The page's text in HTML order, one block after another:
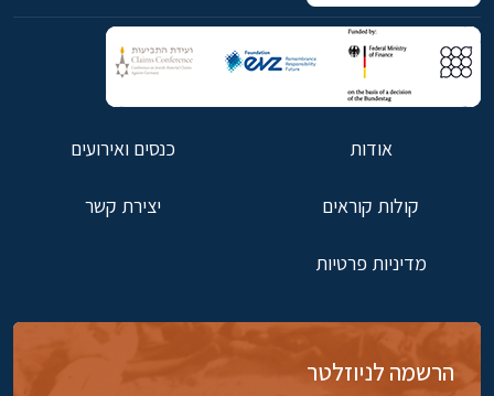
אודות כנסים ואירועים
קולות קוראים יצירת קשר
מדיניות פרטיות
הרשמה לניוזלטר